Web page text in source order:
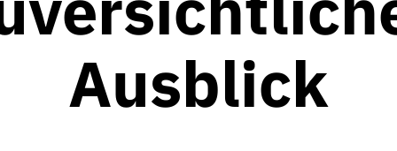
Ausblick